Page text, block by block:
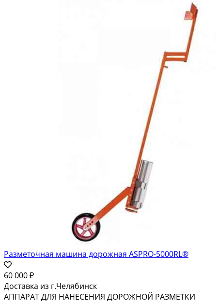
Разметочная машина дорожная ASPRO-5000RL®
60 000 ₽
Доставка из г.Челябинск
АППАРАТ ДЛЯ НАНЕСЕНИЯ ДОРОЖНОЙ РАЗМЕТКИ